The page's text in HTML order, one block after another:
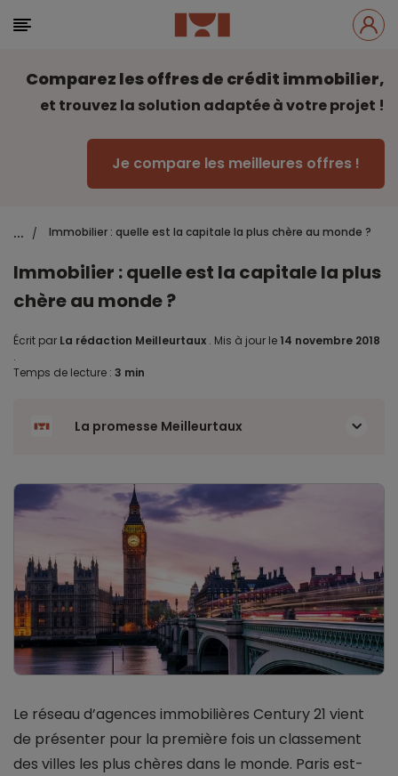
Comparez les offres de crédit immobilier,
et trouvez la solution adaptée à votre projet !
Je compare les meilleures offres !
... / Immobilier : quelle est la capitale la plus chère au monde ?
Immobilier : quelle est la capitale la plus
chère au monde ?
Écrit par La rédaction Meilleurtaux . Mis à jour le 14 novembre 2018
.
Temps de lecture : 3 min
La promesse Meilleurtaux
Le réseau d’agences immobilières Century 21 vient
de présenter pour la première fois un classement
des villes les plus chères dans le monde. Paris est-